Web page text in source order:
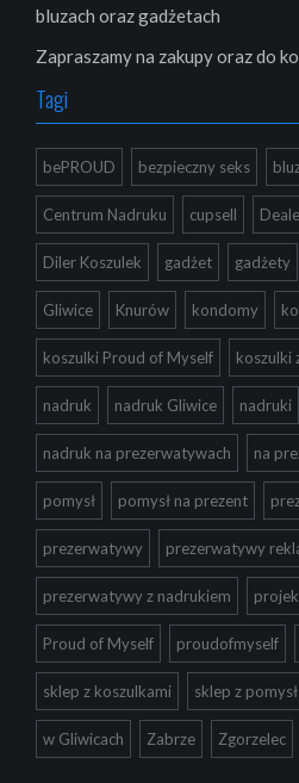
bluzach oraz gadżetach
Zapraszamy na zakupy oraz do
Tagi
bePROUD bezpieczny seks
Centrum Nadruku cupsell
Diler Koszulek gadżet gadżety
Gliwice Knurów kondomy
koszulki Proud of Myself koszulki
nadruk nadruk Gliwice nadruki
nadruk na prezerwatywach na
pomysł pomysł na prezent
prezerwatywy prezerwatywy
prezerwatywy z nadrukiem
Proud of Myself proudofmyself
sklep z koszulkami sklep z
w Gliwicach Zabrze Zgorzelec